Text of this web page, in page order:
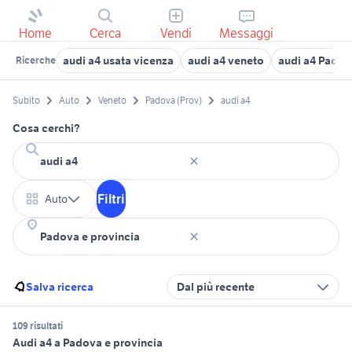
Home Cerca Vendi Messaggi
Ricerche audi a4 usata vicenza audi a4 veneto audi a4
Subito Auto Veneto Padova (Prov) audi a4
Cosa cerchi?
Auto Filtri
Salva ricerca Dal più recente
109 risultati
Audi a4 a Padova e provincia